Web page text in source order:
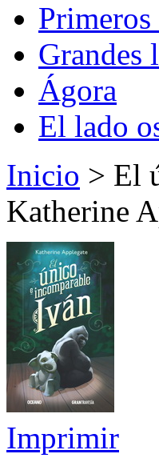
Primeros
Grandes
Ágora
El lado
Inicio > El
Katherine
Imprimir